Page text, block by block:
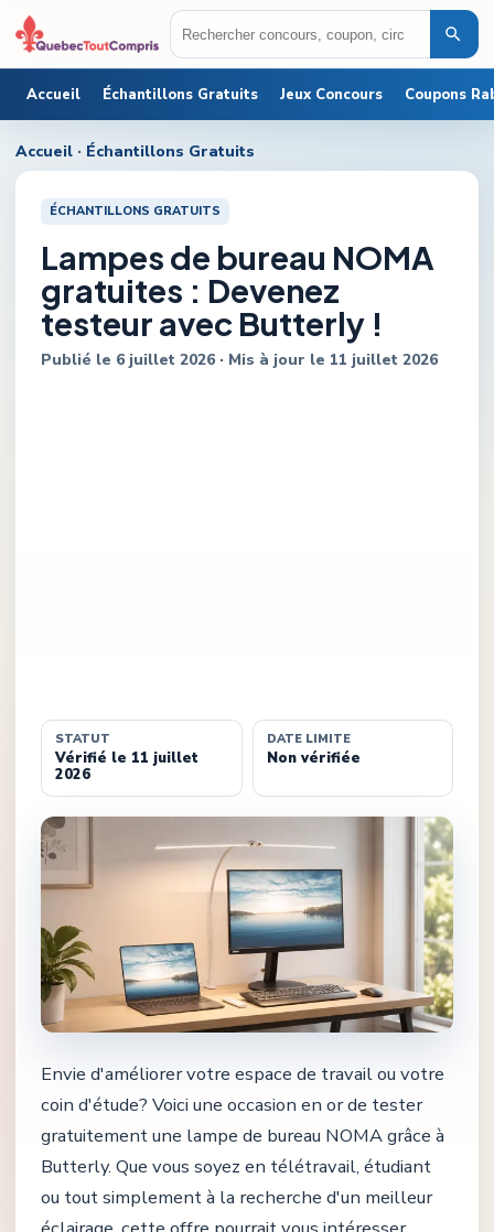
Accueil Échantillons Gratuits Jeux Concours Coupons
Accueil · Échantillons Gratuits
ÉCHANTILLONS GRATUITS
Lampes de bureau NOMA
gratuites : Devenez
testeur avec Butterly !
Publié le 6 juillet 2026 · Mis à jour le 11 juillet 2026
STATUT
Vérifié le 11 juillet
2026
DATE LIMITE
Non vérifiée
Envie d'améliorer votre espace de travail ou votre
coin d'étude? Voici une occasion en or de tester
gratuitement une lampe de bureau NOMA grâce à
Butterly. Que vous soyez en télétravail, étudiant
ou tout simplement à la recherche d'un meilleur